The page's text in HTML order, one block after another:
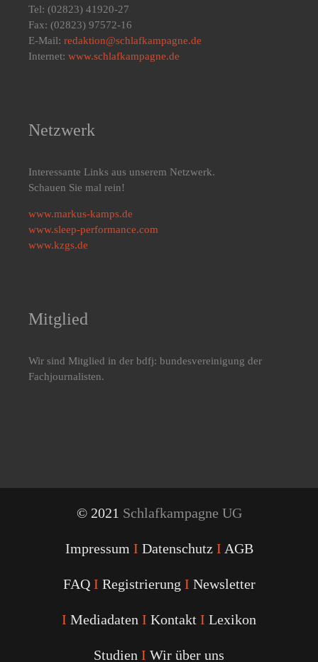
Tel: (02823) 41920-27
Fax: (02823) 97572-16
E-Mail: redaktion@schlafkampagne.de
Internet: www.schlafkampagne.de
Netzwerk
Interessante Links aus unserem Netzwerk.
Schauen Sie mal rein!
www.markus-kamps.de
www.sleep-performance.com
www.kzgs.de
Mitglied
Wir sind Mitglied in der bdfj: bundesvereinigung der
Fachjournalisten.
© 2021 Schlafkampagne UG
Impressum I Datenschutz I AGB
FAQ I Registrierung I Newsletter
I Mediadaten I Kontakt I Lexikon
Studien I Wir über uns